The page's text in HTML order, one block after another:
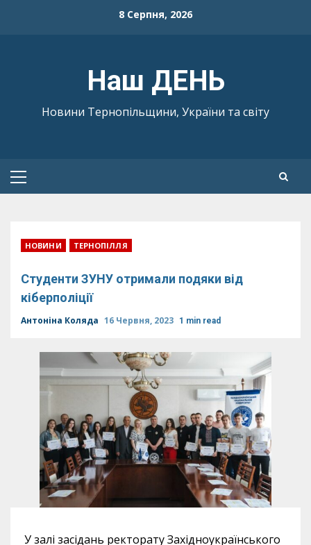
8 Серпня, 2026
Наш ДЕНЬ
Новини Тернопільщини, України та світу
Primary
НОВИНИ ТЕРНОПІЛЛЯ
Студенти ЗУНУ отримали подяки від
кіберполіції
Антоніна Коляда 16 Червня, 2023 1 min read
У залі засідань ректорату Західноукраїнського